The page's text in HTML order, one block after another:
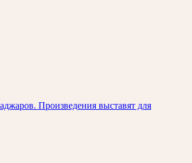
Произведения выставят для